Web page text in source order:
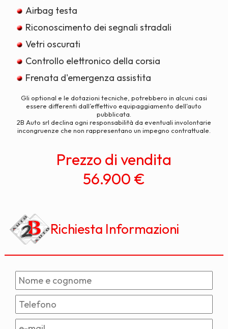
Airbag testa
Riconoscimento dei segnali stradali
Vetri oscurati
Controllo elettronico della corsia
Frenata d'emergenza assistita
Gli optional e le dotazioni tecniche, potrebbero in alcuni casi
essere differenti dall’effettivo equipaggiamento dell'auto
pubblicata.
2B Auto srl declina ogni responsabilità da eventuali involontarie
incongruenze che non rappresentano un impegno contrattuale.
Prezzo di vendita
56.900 €
Richiesta Informazioni